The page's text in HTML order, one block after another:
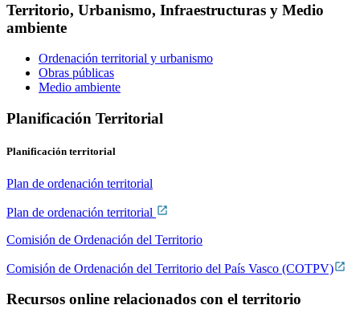
Territorio, Urbanismo, Infraestructuras y Medio
ambiente
Ordenación territorial y urbanismo
Obras públicas
Medio ambiente
Planificación Territorial
Planificación territorial
Plan de ordenación territorial
Plan de ordenación territorial
Comisión de Ordenación del Territorio
Comisión de Ordenación del Territorio del País Vasco (COTPV)
Recursos online relacionados con el territorio